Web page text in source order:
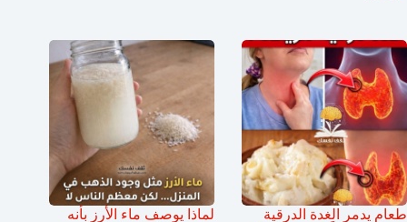
طعام يدمر الغدة الدرقية
لماذا يوصف ماء الأرز بأنه